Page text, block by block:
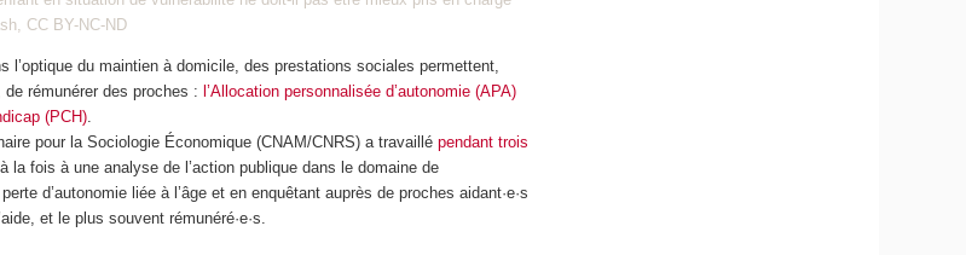
CC BY-NC-ND
l’optique du maintien à domicile, des prestations sociales permettent,
rémunérer des proches :l’Allocation personnalisée d’autonomie (APA)
(PCH)
pour la Sociologie Économique (CNAM/CNRS) a travaillépendant trois
la fois à une analyse de l’action publique dans le domaine de
d’autonomie liée à l’âge et en enquêtant auprès de proches aidant·e·s
et le plus souvent rémunéré·e·s.